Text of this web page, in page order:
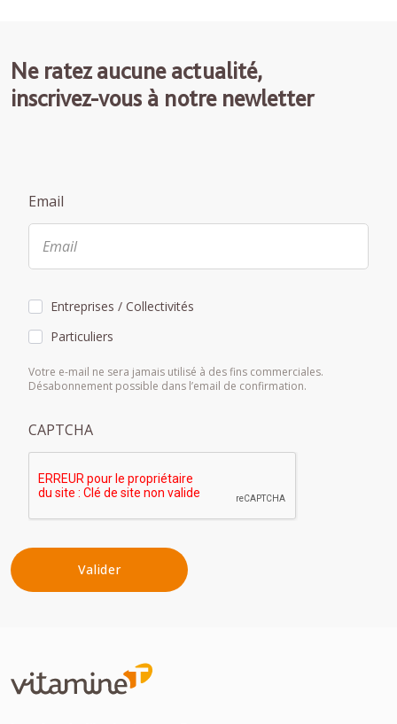
Ne ratez aucune actualité,
inscrivez-vous à notre newletter
Email
Entreprises / Collectivités
Particuliers
Votre e-mail ne sera jamais utilisé à des fins commerciales.
Désabonnement possible dans l’email de confirmation.
CAPTCHA